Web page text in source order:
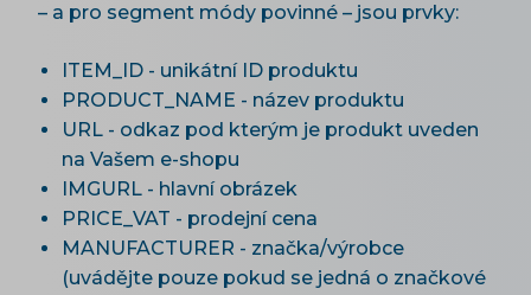
– a pro segment módy povinné – jsou prvky:
ITEM_ID - unikátní ID produktu
PRODUCT_NAME - název produktu
URL - odkaz pod kterým je produkt uveden
na Vašem e-shopu
IMGURL - hlavní obrázek
PRICE_VAT - prodejní cena
MANUFACTURER - značka/výrobce
(uvádějte pouze pokud se jedná o značkové